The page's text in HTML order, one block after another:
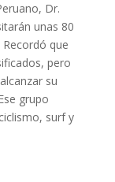
Dr.
unas 80
que
pero
su
grupo
surf y